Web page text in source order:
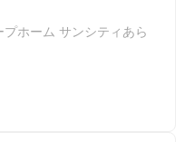
ホーム サンシティあら